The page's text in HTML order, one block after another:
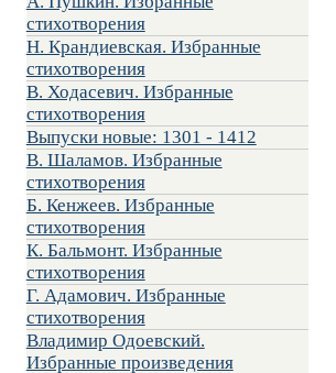
стихотворения
Н. Крандиевская. Избранные
стихотворения
В. Ходасевич. Избранные
стихотворения
Выпуски новые: 1301 - 1412
В. Шаламов. Избранные
стихотворения
Б. Кенжеев. Избранные
стихотворения
К. Бальмонт. Избранные
стихотворения
Г. Адамович. Избранные
стихотворения
Владимир Одоевский.
Избранные произведения